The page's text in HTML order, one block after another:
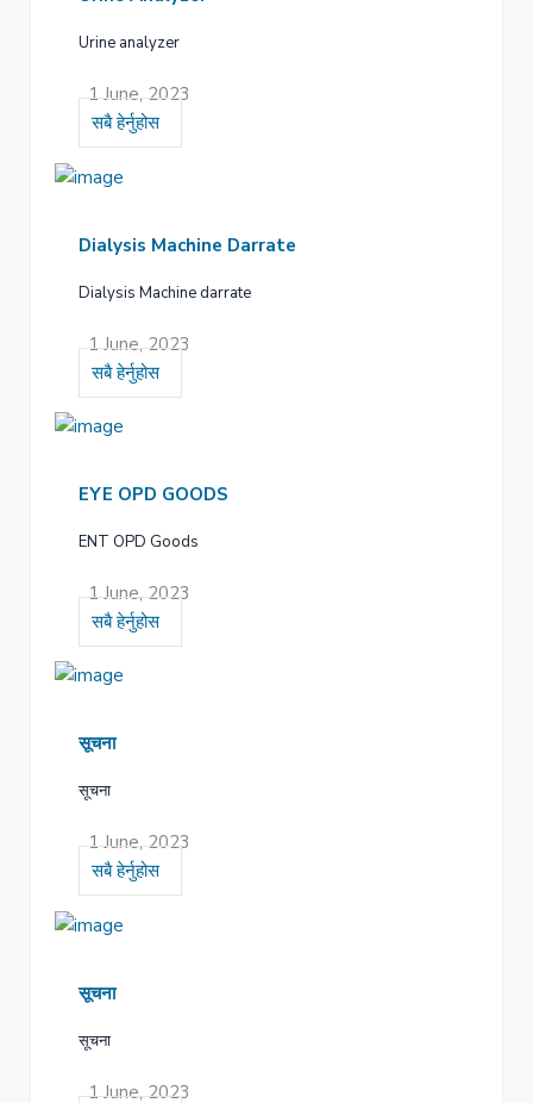
Urine analyzer
1 June, 2023
सबै हेर्नुहोस
Dialysis Machine Darrate
Dialysis Machine darrate
1 June, 2023
सबै हेर्नुहोस
EYE OPD GOODS
ENT OPD Goods
1 June, 2023
सबै हेर्नुहोस
सूचना
सूचना
1 June, 2023
सबै हेर्नुहोस
सूचना
सूचना
1 June, 2023